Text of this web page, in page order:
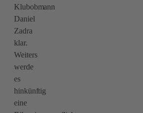
Klubobmann
Daniel
Zadra
klar.
Weiters
werde
es
hinkünftig
eine